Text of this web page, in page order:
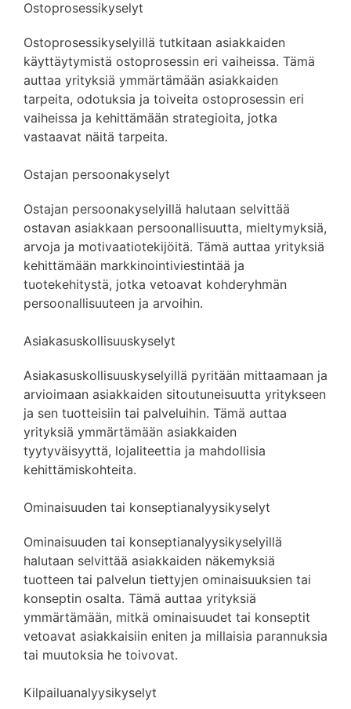
Ostoprosessikyselyt
Ostoprosessikyselyillä tutkitaan asiakkaiden
käyttäytymistä ostoprosessin eri vaiheissa. Tämä
auttaa yrityksiä ymmärtämään asiakkaiden
tarpeita, odotuksia ja toiveita ostoprosessin eri
vaiheissa ja kehittämään strategioita, jotka
vastaavat näitä tarpeita.
Ostajan persoonakyselyt
Ostajan persoonakyselyillä halutaan selvittää
ostavan asiakkaan persoonallisuutta, mieltymyksiä,
arvoja ja motivaatiotekijöitä. Tämä auttaa yrityksiä
kehittämään markkinointiviestintää ja
tuotekehitystä, jotka vetoavat kohderyhmän
persoonallisuuteen ja arvoihin.
Asiakasuskollisuuskyselyt
Asiakasuskollisuuskyselyillä pyritään mittaamaan ja
arvioimaan asiakkaiden sitoutuneisuutta yritykseen
ja sen tuotteisiin tai palveluihin. Tämä auttaa
yrityksiä ymmärtämään asiakkaiden
tyytyväisyyttä, lojaliteettia ja mahdollisia
kehittämiskohteita.
Ominaisuuden tai konseptianalyysikyselyt
Ominaisuuden tai konseptianalyysikyselyillä
halutaan selvittää asiakkaiden näkemyksiä
tuotteen tai palvelun tiettyjen ominaisuuksien tai
konseptin osalta. Tämä auttaa yrityksiä
ymmärtämään, mitkä ominaisuudet tai konseptit
vetoavat asiakkaisiin eniten ja millaisia parannuksia
tai muutoksia he toivovat.
Kilpailuanalyysikyselyt